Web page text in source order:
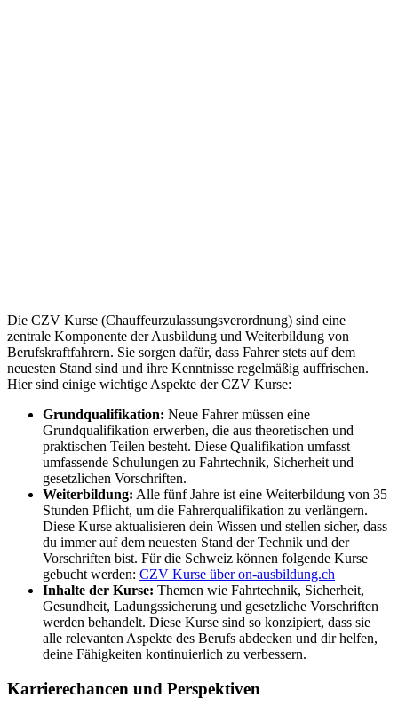
Die CZV Kurse (Chauffeurzulassungsverordnung) sind eine
zentrale Komponente der Ausbildung und Weiterbildung von
Berufskraftfahrern. Sie sorgen dafür, dass Fahrer stets auf dem
neuesten Stand sind und ihre Kenntnisse regelmäßig auffrischen.
Hier sind einige wichtige Aspekte der CZV Kurse:
Grundqualifikation: Neue Fahrer müssen eine
Grundqualifikation erwerben, die aus theoretischen und
praktischen Teilen besteht. Diese Qualifikation umfasst
umfassende Schulungen zu Fahrtechnik, Sicherheit und
gesetzlichen Vorschriften.
Weiterbildung: Alle fünf Jahre ist eine Weiterbildung von 35
Stunden Pflicht, um die Fahrerqualifikation zu verlängern.
Diese Kurse aktualisieren dein Wissen und stellen sicher, dass
du immer auf dem neuesten Stand der Technik und der
Vorschriften bist. Für die Schweiz können folgende Kurse
gebucht werden: CZV Kurse über on-ausbildung.ch
Inhalte der Kurse: Themen wie Fahrtechnik, Sicherheit,
Gesundheit, Ladungssicherung und gesetzliche Vorschriften
werden behandelt. Diese Kurse sind so konzipiert, dass sie
alle relevanten Aspekte des Berufs abdecken und dir helfen,
deine Fähigkeiten kontinuierlich zu verbessern.
Karrierechancen und Perspektiven